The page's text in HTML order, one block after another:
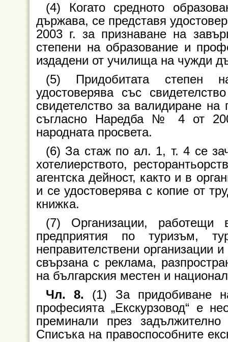
(4) Когато средното
държава, се представя
2003 г. за признаване на
степени на образование и
издадени от училища на чужди
(5) Придобитата степен
удостоверява със
свидетелство за валидиране
съгласно Наредба № 4 от
народната просвета.
(6) За стаж по ал. 1, т. 4 се
хотелиерството,
агентска дейност, както и в
и се удостоверява с копие от
книжка.
(7) Организации,
предприятия по туризъм,
неправителствени организации
свързана с реклама,
на българския местен и
Чл. 8. (1) За придобиване
професията „Екскурзовод“ е
преминали през
Списъка на правоспособните